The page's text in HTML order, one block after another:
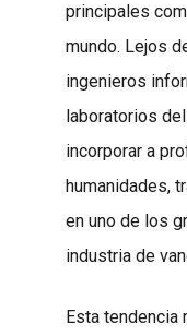
principales
mundo. Lejos
ingenieros
laboratorios
incorporar a
humanidades,
en uno de los
industria de
Esta tendencia